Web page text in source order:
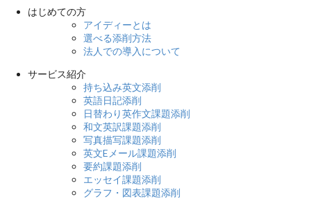
はじめての方
アイディーとは
選べる添削方法
法人での導入について
サービス紹介
持ち込み英文添削
英語日記添削
日替わり英作文課題添削
和文英訳課題添削
写真描写課題添削
英文Eメール課題添削
要約課題添削
エッセイ課題添削
グラフ・図表課題添削